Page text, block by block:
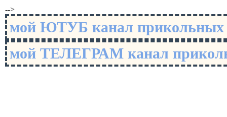
-->
мой ЮТУБ канал
мой ТЕЛЕГРАМ канал